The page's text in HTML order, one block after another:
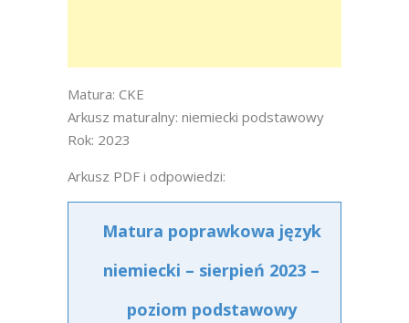
Matura: CKE
Arkusz maturalny: niemiecki podstawowy
Rok: 2023
Arkusz PDF i odpowiedzi:
Matura poprawkowa język
niemiecki – sierpień 2023 –
poziom podstawowy